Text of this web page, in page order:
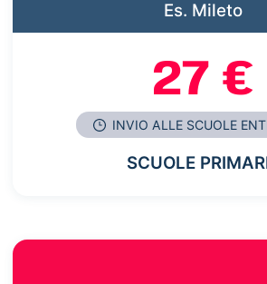
Es. Mileto
27 €
INVIO ALLE SCUOLE
SCUOLE